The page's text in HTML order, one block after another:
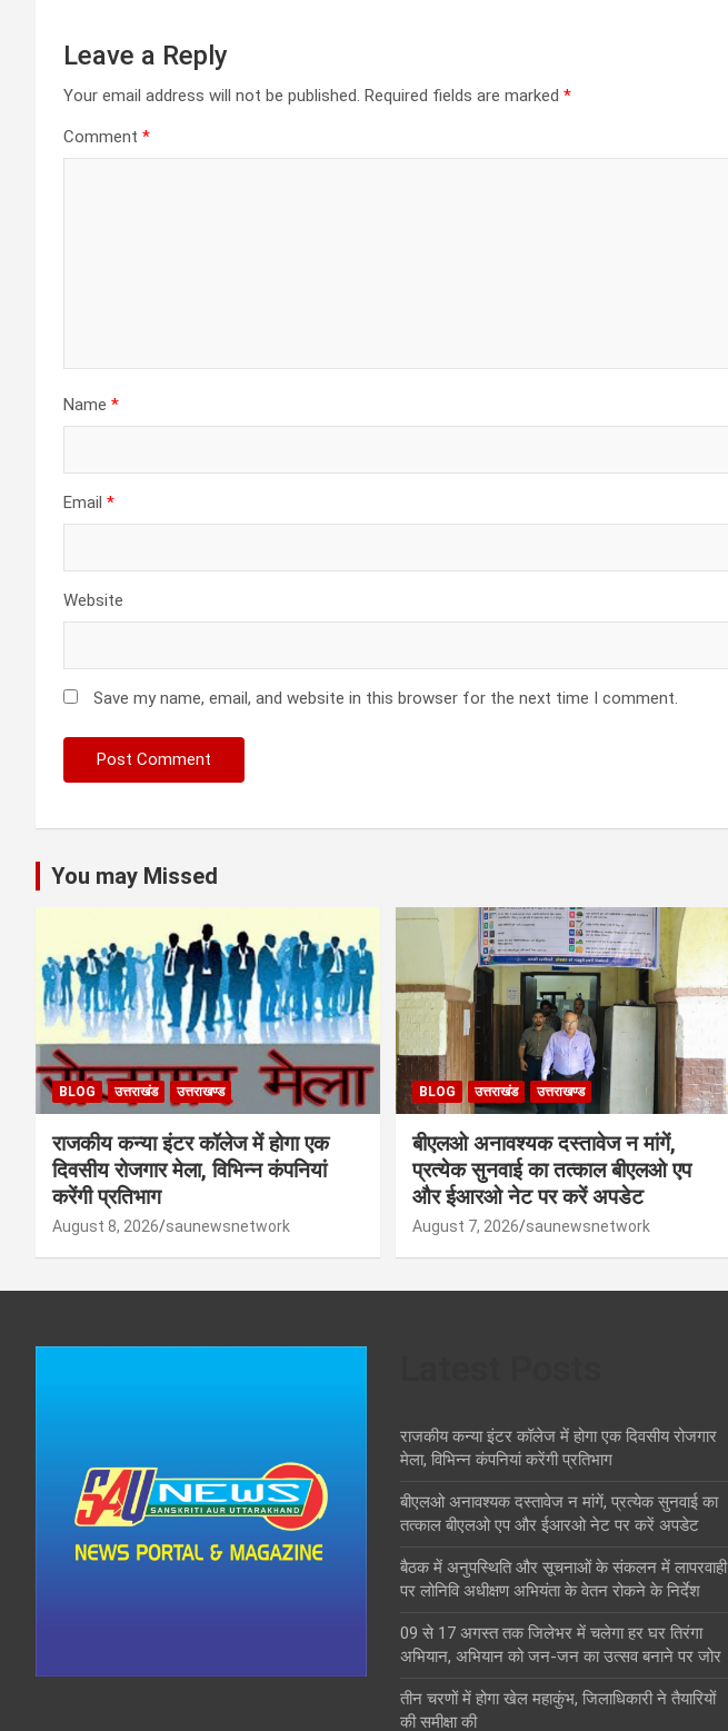
Leave a Reply
Your email address will not be published. Required fields are marked *
Comment *
Name *
Email *
Website
Save my name, email, and website in this browser for the next time I comment.
You may Missed
BLOG उत्तराखंड उत्तराखण्ड
राजकीय कन्या इंटर कॉलेज में होगा एक
दिवसीय रोजगार मेला, विभिन्न कंपनियां
करेंगी प्रतिभाग
August 8, 2026 saunewsnetwork
BLOG उत्तराखंड उत्तराखण्ड
बीएलओ अनावश्यक दस्तावेज न मांगें,
प्रत्येक सुनवाई का तत्काल बीएलओ एप
और ईआरओ नेट पर करें अपडेट
August 7, 2026 saunewsnetwork
राजकीय कन्या इंटर कॉलेज में होगा एक दिवसीय रोजगार
मेला, विभिन्न कंपनियां करेंगी प्रतिभाग
बीएलओ अनावश्यक दस्तावेज न मांगें, प्रत्येक सुनवाई का
तत्काल बीएलओ एप और ईआरओ नेट पर करें अपडेट
बैठक में अनुपस्थिति और सूचनाओं के संकलन में लापरवाही
पर लोनिवि अधीक्षण अभियंता के वेतन रोकने के निर्देश
09 से 17 अगस्त तक जिलेभर में चलेगा हर घर तिरंगा
अभियान, अभियान को जन-जन का उत्सव बनाने पर जोर
तीन चरणों में होगा खेल महाकुंभ, जिलाधिकारी ने तैयारियों
की समीक्षा की